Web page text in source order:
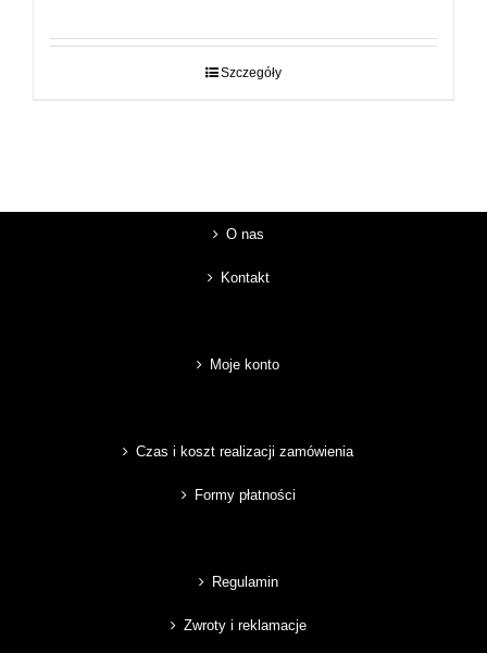
29,00 zł
Szczegóły
O nas
Kontakt
Moje konto
Czas i koszt realizacji zamówienia
Formy płatności
Regulamin
Zwroty i reklamacje